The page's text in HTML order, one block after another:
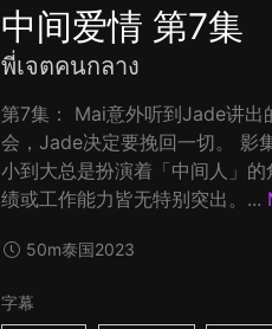
中间爱情 第7集
พี่เจตคนกลาง
第7集： Mai意外听到Jade讲出
会，Jade决定要挽回一切。 影
小到大总是扮演着「中间人」
绩或工作能力皆无特别突出。...
50m泰国2023
字幕